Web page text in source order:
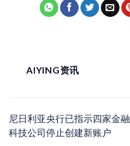
AIYING资讯
尼日利亚央行已指示四家金融
科技公司停止创建新账户